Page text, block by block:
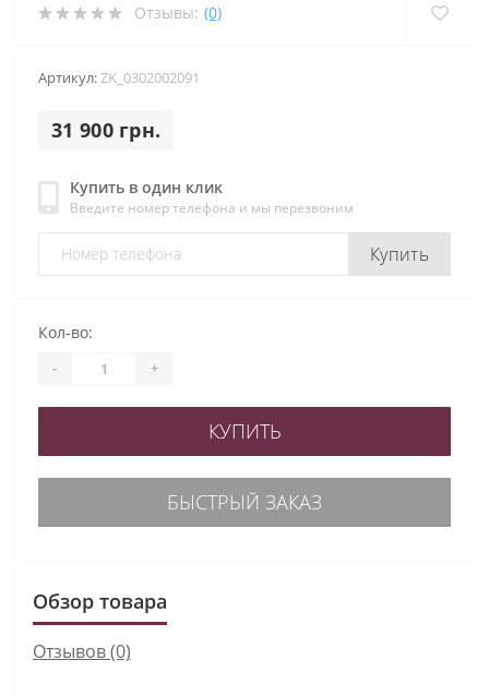
Отзывы: (0)
Артикул:ZK_0302002091
31 900 грн.
Купить в один клик
Введите номер телефона и мы перезвоним
Купить
Кол-во:
- +
КУПИТЬ
БЫСТРЫЙ ЗАКАЗ
Обзор товара
Отзывов (0)